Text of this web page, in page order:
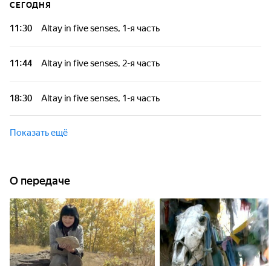
СЕГОДНЯ
11:30 Altay in five senses, 1-я часть
От холодной Сибири на севере до джунглей на востоке -
11:44 Altay in five senses, 2-я часть
От холодной Сибири на севере до джунглей на востоке -
18:30 Altay in five senses, 1-я часть
От холодной Сибири на севере до джунглей на востоке -
вы увидите всю красоту дикой природы России.
Показать ещё
О передаче